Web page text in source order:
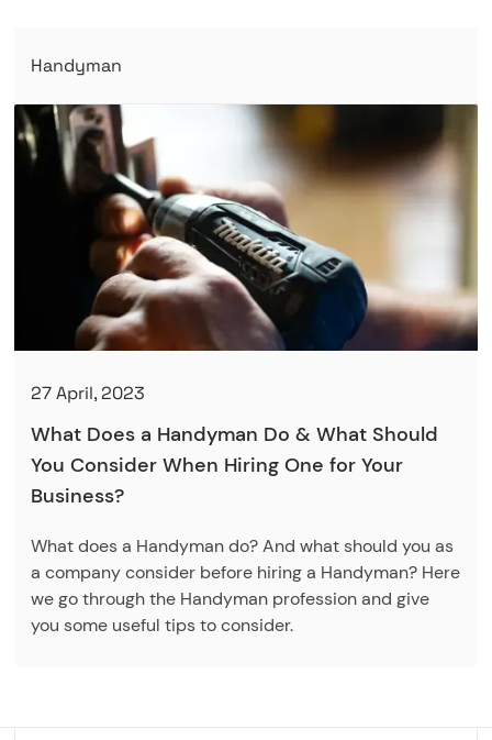
Handyman
27 April, 2023
What Does a Handyman Do & What Should
You Consider When Hiring One for Your
Business?
What does a Handyman do? And what should you as
a company consider before hiring a Handyman? Here
we go through the Handyman profession and give
you some useful tips to consider.